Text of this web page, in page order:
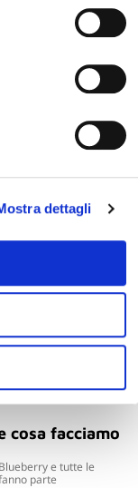
dettagli
Berry News
un Tour
e quali
cosa facciamo
e tutte le
parte